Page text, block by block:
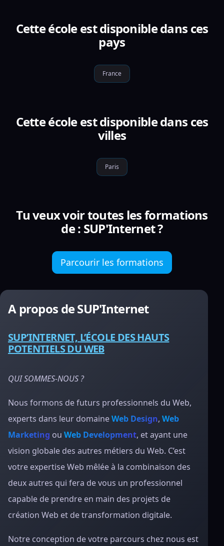
Cette école est disponible dans ces
pays
France
Cette école est disponible dans ces
villes
Paris
Tu veux voir toutes les formations
de : SUP'Internet ?
Parcourir les formations
A propos de SUP'Internet
SUP’INTERNET, L’ÉCOLE DES HAUTS
POTENTIELS DU WEB
QUI SOMMES-NOUS ?
Nous formons de futurs professionnels du Web,
experts dans leur domaineWeb Design, Web
Marketing ou Web Development, et ayant une
vision globale des autres métiers du Web. C’est
votre expertise Web mêlée à la combinaison des
deux autres qui fera de vous un professionnel
capable de prendre en main des projets de
création Web et de transformation digitale.
Notre conception de votre parcours chez nous est